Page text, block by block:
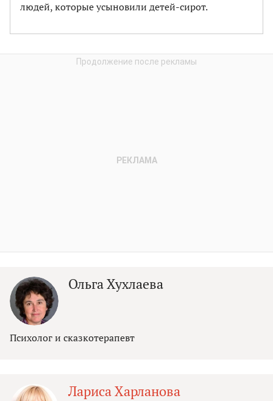
людей, которые усыновили детей-сирот.
Ольга Хухлаева
Психолог и сказкотерапевт
Лариса Харланова